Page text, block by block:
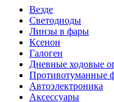
Везде
Светодиоды
Линзы в фары
Ксенон
Галоген
Дневные ходовые
Противотуманные
Автоэлектроника
Аксессуары